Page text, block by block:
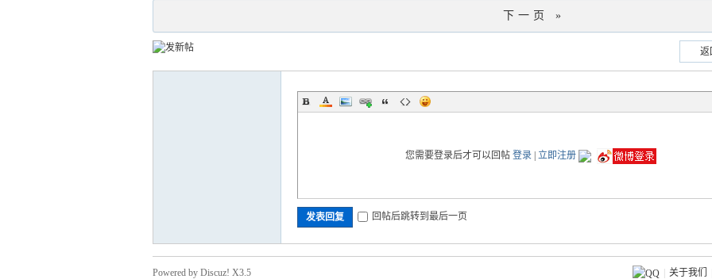
下一页 »
返
您需要登录后才可以回帖 登录| 立即注册
发表回复 回帖后跳转到最后一页
关于我们
Powered by Discuz! X3.5